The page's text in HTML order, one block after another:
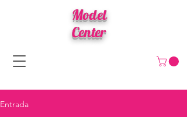
Model
Center
Entrada